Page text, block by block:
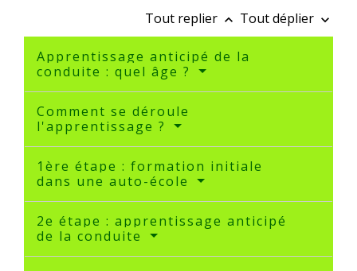
Tout replier keyboard_arrow_up Tout déplier keyboard_arrow_down
Apprentissage anticipé de la
conduite : quel âge ?
Comment se déroule
l'apprentissage ?
1ère étape : formation initiale
dans une auto-école
2e étape : apprentissage anticipé
de la conduite